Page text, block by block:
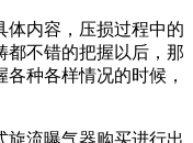
体内容，压损过程中的
都不错的把握以后，那
种各样情况的时候，